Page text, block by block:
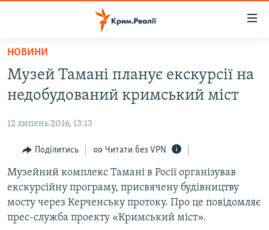
Перейти
основного
матеріалу
до
навігації
Перейти
до
пошуку
ВОДА.КРИМ
ВІДЕО ТА ФОТО
ПОЛІТИКА
БЛОГИ
ПОГЛЯД
ІНТЕРВ'Ю
ВСЕ ЗА ДЕНЬ
НОВИНИ
Музей Тамані планує екскурсії на
недобудований кримський міст
12 липень 2016, 13:13
Поділитись Читати без VPN
Музейний комплекс Тамані в Росії організував
екскурсійну програму, присвячену будівництву
мосту через Керченську протоку. Про це повідомляє
прес-служба проекту «Кримський міст».